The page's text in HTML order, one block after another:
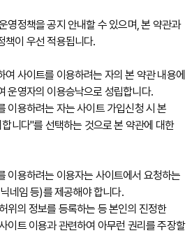
영정책을 공지 안내할 수 있으며, 본 약관과
책이 우선 적용됩니다.
사이트를 이용하려는 자의 본 약관 내용에
운영자의 이용승낙으로 성립합니다.
이용하려는 자는 사이트 가입신청 시 본
니다"를 선택하는 것으로 본 약관에 대한
이용하려는 이용자는 사이트에서 요청하는
네임 등)를 제공해야 합니다.
위의 정보를 등록하는 등 본인의 진정한
이트 이용과 관련하여 아무런 권리를 주장할